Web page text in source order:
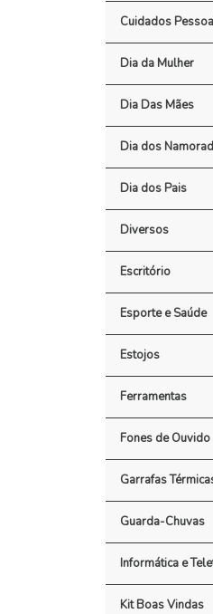
Cuidados
Dia da Mulher
Dia Das Mães
Dia dos
Dia dos Pais
Diversos
Escritório
Esporte e Saúde
Estojos
Ferramentas
Fones de Ouvido
Garrafas
Guarda-Chuvas
Informática e
Kit Boas Vindas